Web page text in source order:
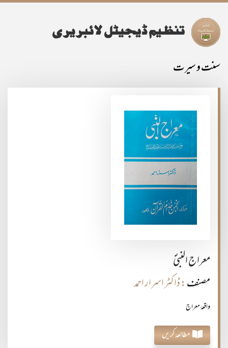
سنت و سیرت
معراج النبیؐ
مصنف: ڈاکٹر اسرار احمد
واقعۂ معراج
مطالعہ کریں